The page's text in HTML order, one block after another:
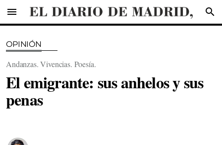
menu search
OPINIÓN
Andanzas. Vivencias. Poesía.
El emigrante: sus anhelos y sus
penas